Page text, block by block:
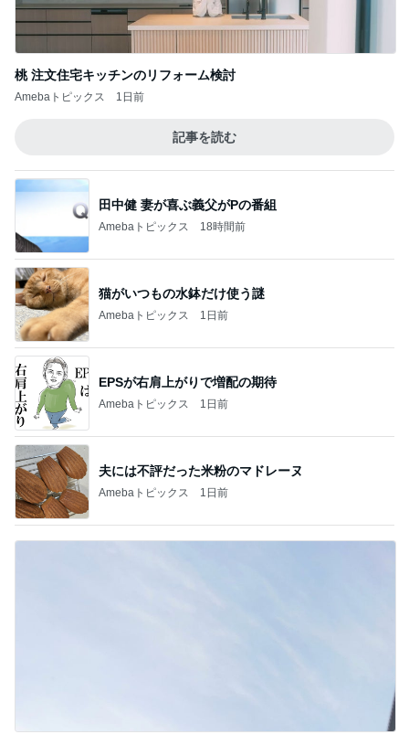
桃 注文住宅キッチンのリフォーム検討
Amebaトピックス 1日前
記事を読む
田中健 妻が喜ぶ義父がPの番組
Amebaトピックス 18時間前
猫がいつもの水鉢だけ使う謎
Amebaトピックス 1日前
EPSが右肩上がりで増配の期待
Amebaトピックス 1日前
夫には不評だった米粉のマドレーヌ
Amebaトピックス 1日前